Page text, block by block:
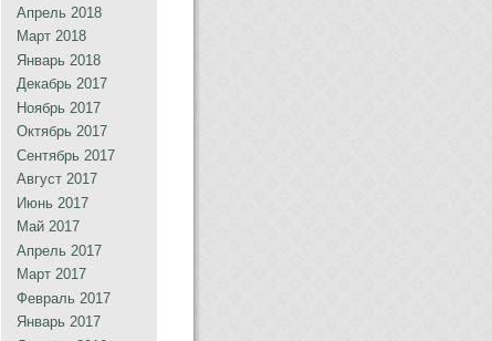
Апрель 2018
Март 2018
Январь 2018
Декабрь 2017
Ноябрь 2017
Октябрь 2017
Сентябрь 2017
Август 2017
Июнь 2017
Май 2017
Апрель 2017
Март 2017
Февраль 2017
Январь 2017